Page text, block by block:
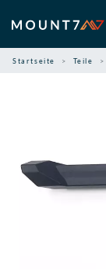
Inhalt
springen
Startseite Teile